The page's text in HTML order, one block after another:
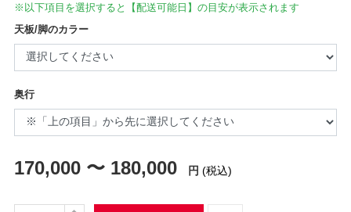
※以下項目を選択すると【配送可能日】の目安が表示されます
天板/脚のカラー
奥行
170,000 〜 180,000 円 (税込)